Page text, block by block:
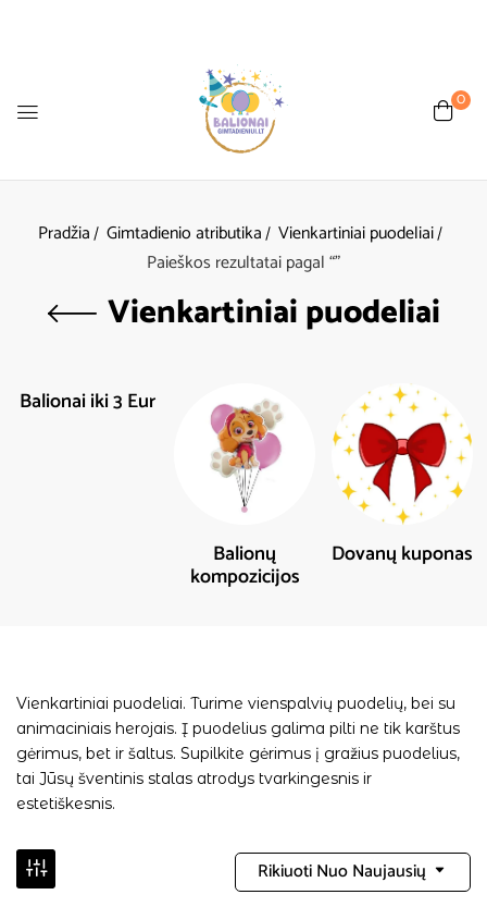
0
Pradžia Gimtadienio atributika Vienkartiniai puodeliai
Paieškos rezultatai pagal “”
Vienkartiniai puodeliai
Balionai iki 3 Eur
Balionų
kompozicijos
Dovanų kuponas
Vienkartiniai puodeliai. Turime vienspalvių puodelių, bei su
animaciniais herojais. Į puodelius galima pilti ne tik karštus
gėrimus, bet ir šaltus. Supilkite gėrimus į gražius puodelius,
tai Jūsų šventinis stalas atrodys tvarkingesnis ir
estetiškesnis.
Rikiuoti Nuo Naujausių